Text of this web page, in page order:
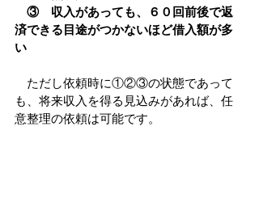
③　収入があっても、６０回前後で返
済できる目途がつかないほど借入額が多
い
ただし依頼時に①②③の状態であって
も、将来収入を得る見込みがあれば、任
意整理の依頼は可能です。